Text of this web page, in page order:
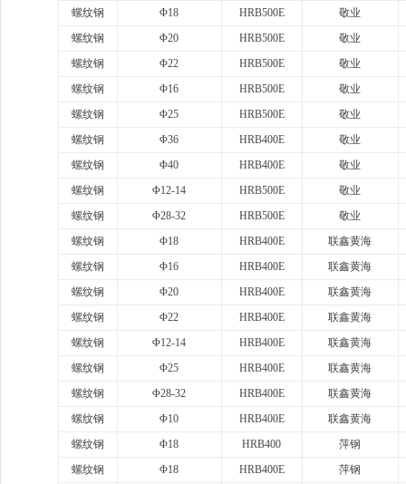
螺纹钢 Φ18 HRB500E
敬业
螺纹钢
Φ20 HRB500E
敬业
螺纹钢
Φ22 HRB500E
敬业
螺纹钢
Φ16 HRB500E
敬业
螺纹钢
Φ25 HRB500E
敬业
螺纹钢
Φ36 HRB400E
敬业
螺纹钢
Φ40 HRB400E
敬业
螺纹钢
Φ12-14 HRB500E
敬业
螺纹钢
Φ28-32 HRB500E
敬业
螺纹钢
Φ18 HRB400E
联鑫黄海
螺纹钢
Φ16 HRB400E
联鑫黄海
螺纹钢
Φ20 HRB400E
联鑫黄海
螺纹钢
Φ22 HRB400E
联鑫黄海
螺纹钢
Φ12-14 HRB400E
联鑫黄海
螺纹钢
Φ25 HRB400E
联鑫黄海
螺纹钢
Φ28-32 HRB400E
联鑫黄海
螺纹钢
Φ10 HRB400E
联鑫黄海
螺纹钢
Φ18 HRB400
萍钢
螺纹钢
Φ18 HRB400E
萍钢